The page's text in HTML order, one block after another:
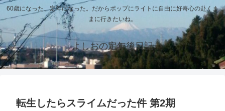
60歳になった、定年になった。だからポップにライトに自由に好奇心の赴くま
まに行きたいね。
よしおの定年後日記
転生したらスライムだった件 第2期